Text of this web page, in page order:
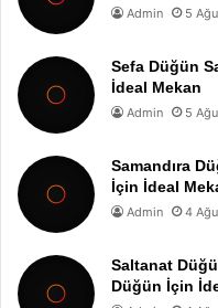
Admin 5
Sefa Düğün
İdeal Mekan
Admin 5
Samandıra
İçin İdeal
Admin 4
Saltanat
Düğün İçin